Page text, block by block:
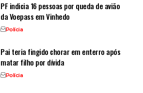
PF indicia 16 pessoas por queda de avião
da Voepass em Vinhedo
Polícia
Pai teria fingido chorar em enterro após
matar filho por dívida
Polícia